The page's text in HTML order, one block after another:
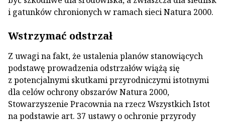
i gatunków chronionych w ramach sieci Natura 2000.
Wstrzymać odstrzał
Z uwagi na fakt, że ustalenia planów stanowiących
podstawę prowadzenia odstrzałów wiążą się
z potencjalnymi skutkami przyrodniczymi istotnymi
dla celów ochrony obszarów Natura 2000,
Stowarzyszenie Pracownia na rzecz Wszystkich Istot
na podstawie art. 37 ustawy o ochronie przyrody